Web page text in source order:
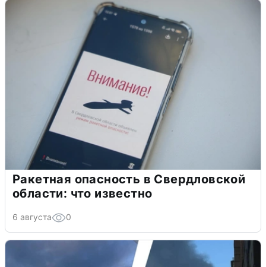
Ракетная опасность в Свердловской
области: что известно
6 августа 0